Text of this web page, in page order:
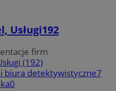
Usługi192
firm
(192)
biura detektywistyczne7
0